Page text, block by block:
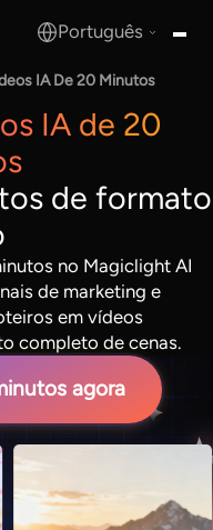
Português
IA De 20 Minutos
IA de 20
de formato
no Magiclight AI
de marketing e
em vídeos
completo de cenas.
agora